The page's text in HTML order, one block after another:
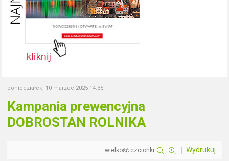
poniedziałek, 10 marzec 2025 14:35
Kampania prewencyjna
DOBROSTAN ROLNIKA
wielkość czcionki Wydrukuj